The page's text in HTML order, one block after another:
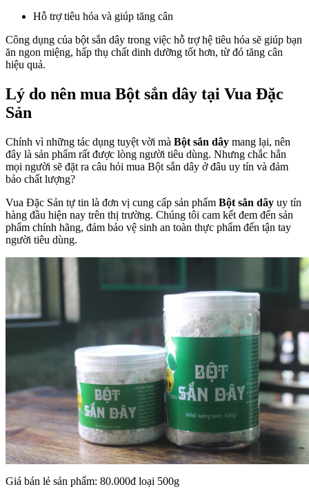
Hỗ trợ tiêu hóa và giúp tăng cân
Công dụng của bột sắn dây trong việc hỗ trợ hệ tiêu hóa sẽ giúp bạn
ăn ngon miệng, hấp thụ chất dinh dưỡng tốt hơn, từ đó tăng cân
hiệu quả.
Lý do nên mua Bột sắn dây tại Vua Đặc
Sản
Chính vì những tác dụng tuyệt vời mà Bột sắn dây mang lại, nên
đây là sản phẩm rất được lòng người tiêu dùng. Nhưng chắc hẳn
mọi người sẽ đặt ra câu hỏi mua Bột sắn dây ở đâu uy tín và đảm
bảo chất lượng?
Vua Đặc Sản tự tin là đơn vị cung cấp sản phẩm Bột sắn dây uy tín
hàng đầu hiện nay trên thị trường. Chúng tôi cam kết đem đến sản
phẩm chính hãng, đảm bảo vệ sinh an toàn thực phẩm đến tận tay
người tiêu dùng.
Giá bán lẻ sản phẩm: 80.000đ loại 500g